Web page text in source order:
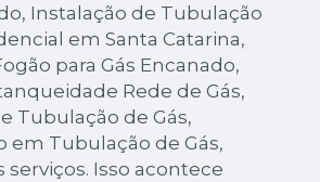
Instalação de Tubulação
em Santa Catarina,
para Gás Encanado,
Rede de Gás,
Tubulação de Gás,
em Tubulação de Gás,
Isso acontece